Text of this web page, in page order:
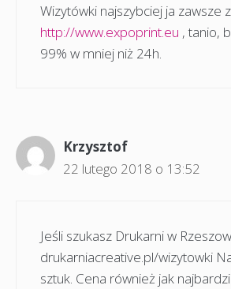
Wizytówki najszybciej ja zawsze
http://www.expoprint.eu , tanio,
99% w mniej niż 24h.
Krzysztof
22 lutego 2018 o 13:52
Jeśli szukasz Drukarni w
drukarniacreative.pl/wizytowki
sztuk. Cena również jak